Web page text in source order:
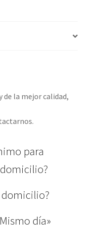
la mejor calidad,
para
domicilio?
día»